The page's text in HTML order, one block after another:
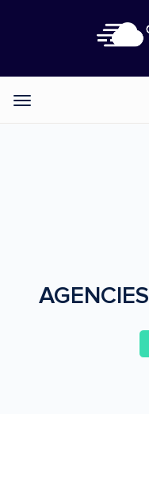
Categories
AGENCIES